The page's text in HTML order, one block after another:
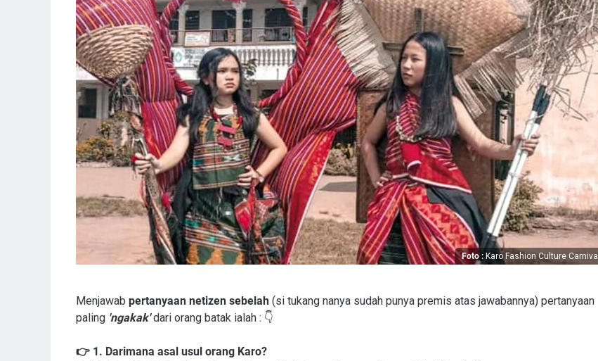
Foto : Karo Fashion Culture Carnival
Menjawab pertanyaan netizen sebelah (si tukang nanya sudah punya premis atas jawabannya) pertanyaan
paling 'ngakak' dari orang batak ialah : 👇
👉 1. Darimana asal usul orang Karo?